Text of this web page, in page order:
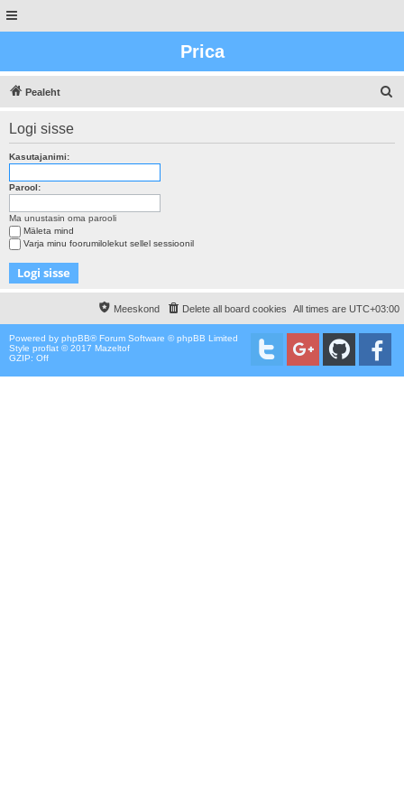
Prica
Pealeht
Logi sisse
Kasutajanimi:
Parool:
Ma unustasin oma parooli
Mäleta mind
Varja minu foorumilolekut sellel sessioonil
All times are UTC+03:00
Delete all board cookies
Meeskond
Powered by phpBB® Forum Software © phpBB Limited
Style proflat © 2017 Mazeltof
GZIP: Off